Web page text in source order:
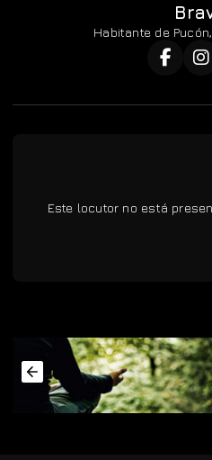
Habitante de
Este locutor no está